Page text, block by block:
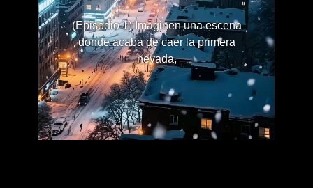
(Episodio 1) Imaginen una escena
donde acaba de caer la primera
nevada,